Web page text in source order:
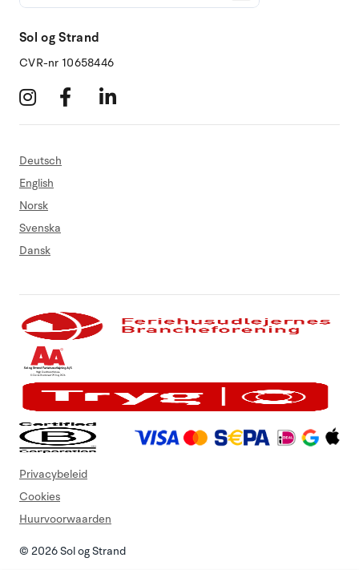
Sol og Strand
CVR-nr 10658446
Deutsch
English
Norsk
Svenska
Dansk
© 2026 Sol og Strand
Privacybeleid
Cookies
Huurvoorwaarden